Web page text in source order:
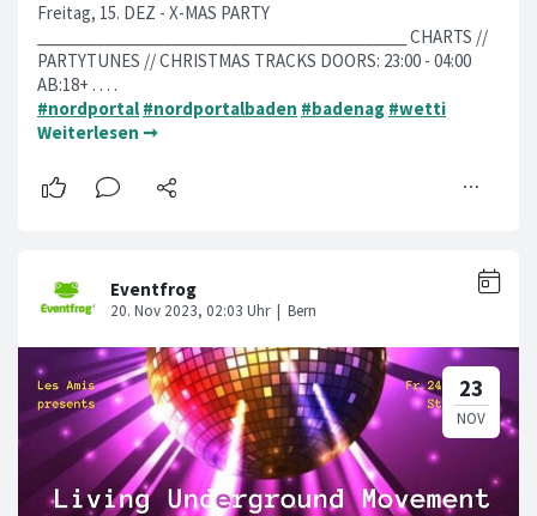
Freitag, 15. DEZ - X-MAS PARTY
____________________________________________ CHARTS //
PARTYTUNES // CHRISTMAS TRACKS DOORS: 23:00 - 04:00
AB:18+ . . . .
#nordportal #nordportalbaden #badenag #wetti
Weiterlesen ➞